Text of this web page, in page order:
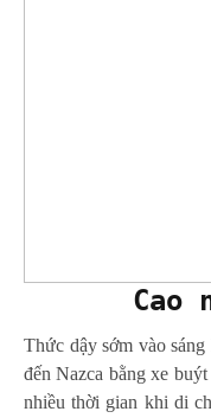
Cao
Thức dậy sớm vào
đến Nazca bằng xe
nhiều thời gian khi di